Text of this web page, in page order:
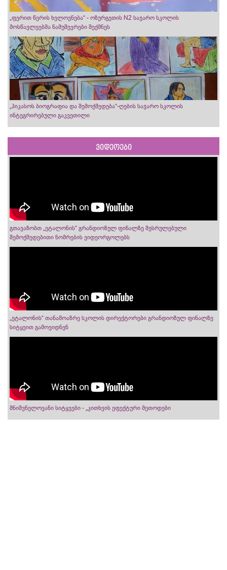
„ფერით წერის ხელოვნება“ - ოზურგეთის N2 საჯარო სკოლის
მოსწავლეებმა ნამუშევრები შექმნეს
„პიკასოს ბიოგრაფია და შემოქმედება“-ღების საჯარო სკოლის
ინტეგრირებული გაკვეთილი
ვიდეოები
გთავაზობთ „ეტალონის“ გრანდიოზულ ფინალზე შესრულებული
შემოქმედებითი ნომრების ვიდეორგოლებს
„ეტალონის“ თანამოაზრე სკოლის დირექტორები გრანდიოზულ ფინალზე
სიტყვით გამოვიდნენ
მნიშვნელოვანი სიტყვები - „კითხვის ეფექტური მეთოდები